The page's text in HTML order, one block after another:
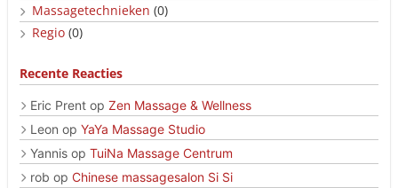
Massagetechnieken (0)
Regio (0)
Recente Reacties
Eric Prent op Zen Massage & Wellness
Leon op YaYa Massage Studio
Yannis op TuiNa Massage Centrum
rob op Chinese massagesalon Si Si